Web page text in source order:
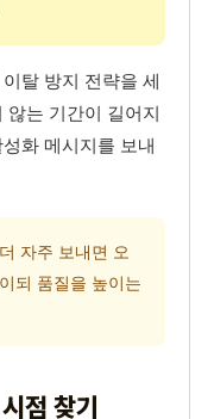
탈 방지 전략을 세
않는 기간이 길어지
화 메시지를 보내
자주 보내면 오
되 품질을 높이는
점 찾기